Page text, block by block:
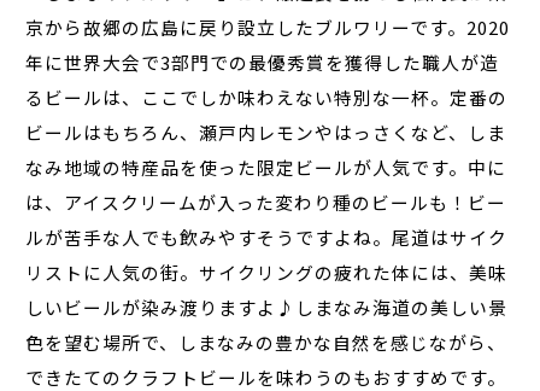
京から故郷の広島に戻り設立したブルワリーです。2020
年に世界大会で3部門での最優秀賞を獲得した職人が造
るビールは、ここでしか味わえない特別な一杯。定番の
ビールはもちろん、瀬戸内レモンやはっさくなど、しま
なみ地域の特産品を使った限定ビールが人気です。中に
は、アイスクリームが入った変わり種のビールも！ビー
ルが苦手な人でも飲みやすそうですよね。尾道はサイク
リストに人気の街。サイクリングの疲れた体には、美味
しいビールが染み渡りますよ♪しまなみ海道の美しい景
色を望む場所で、しまなみの豊かな自然を感じながら、
できたてのクラフトビールを味わうのもおすすめです。